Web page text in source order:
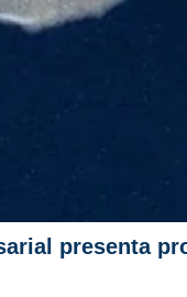
presenta